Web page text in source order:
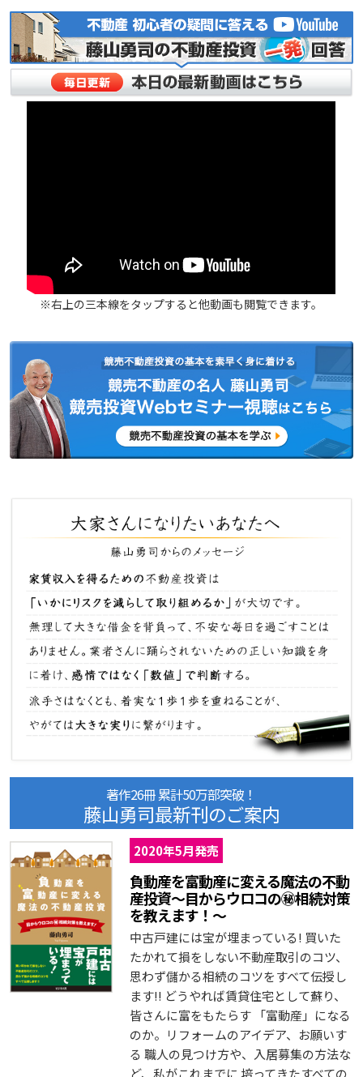
※右上の三本線をタップすると他動画も閲覧できます。
著作26冊 累計50万部突破！
藤山勇司最新刊のご案内
2020年5月発売
負動産を富動産に変える魔法の不動
産投資～目からウロコの㊙相続対策
を教えます！～
中古戸建には宝が埋まっている! 買いた
たかれて損をしない不動産取引のコツ、
思わず儲かる相続のコツをすべて伝授し
ます!! どうやれば賃貸住宅として蘇り、
皆さんに富をもたらす 「富動産」になる
のか。リフォームのアイデア、お願いす
る 職人の見つけ方や、入居募集の方法な